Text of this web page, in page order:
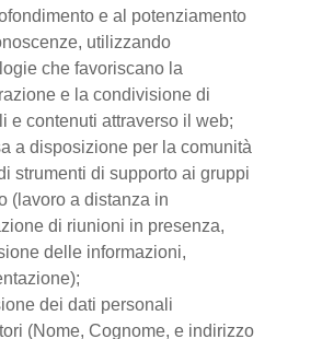
e al potenziamento
utilizzando
che favoriscano la
e la condivisione di
e contenuti attraverso il web;
a disposizione per la comunità
strumenti di supporto ai gruppi
(lavoro a distanza in
di riunioni in presenza,
delle informazioni,
dei dati personali
(Nome, Cognome, e indirizzo